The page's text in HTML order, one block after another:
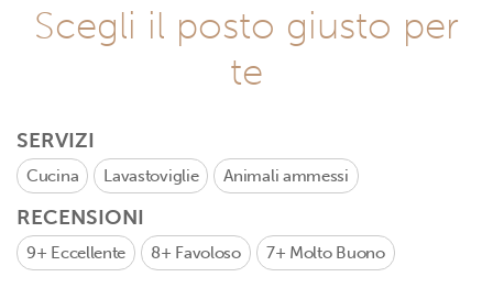
Scegli il posto giusto per
te
SERVIZI
Cucina Lavastoviglie Animali ammessi
RECENSIONI
9+ Eccellente 8+ Favoloso 7+ Molto Buono